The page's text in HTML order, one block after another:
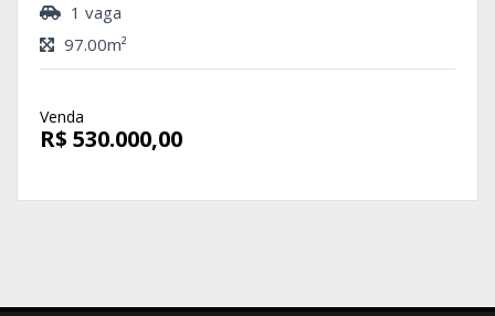
1 vaga
97.00m²
Venda
R$ 530.000,00